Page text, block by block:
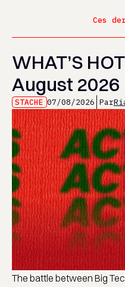
Ces
WHAT’S
August 2026
STACHE 07/08/2026 Par
The battle between Big